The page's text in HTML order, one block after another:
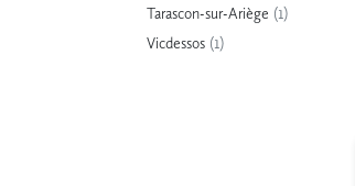
Tarascon-sur-Ariège (1)
Vicdessos (1)